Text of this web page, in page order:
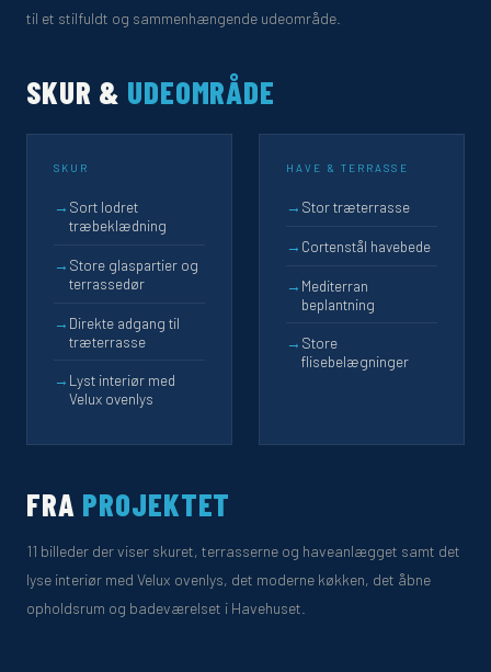
til et stilfuldt og sammenhængende udeområde.
SKUR & UDEOMRÅDE
SKUR
→ Sort lodret
træbeklædning
→ Store glaspartier og
terrassedør
→ Direkte adgang til
træterrasse
→ Lyst interiør med
Velux ovenlys
HAVE & TERRASSE
→ Stor træterrasse
→ Cortenstål havebede
→ Mediterran
beplantning
→ Store
flisebelægninger
FRA PROJEKTET
11 billeder der viser skuret, terrasserne og haveanlægget samt det
lyse interiør med Velux ovenlys, det moderne køkken, det åbne
opholdsrum og badeværelset i Havehuset.